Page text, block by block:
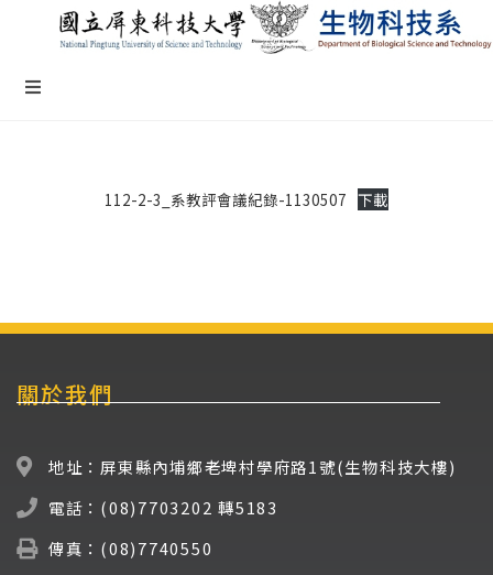
112-2-3_系教評會議紀錄-1130507 下載
關於我們
地址：屏東縣內埔鄉老埤村學府路1號(生物科技大樓)
電話：(08)7703202 轉5183
傳真：(08)7740550